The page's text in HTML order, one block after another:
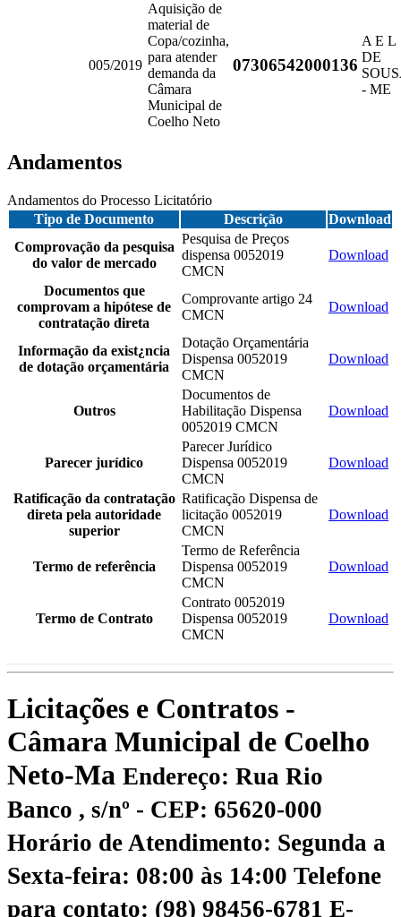
005/2019
Aquisição de
material de
Copa/cozinha,
para atender
demanda da
Câmara
Municipal de
Coelho Neto
07306542000136
A E L
DE
- ME
Andamentos
Andamentos do Processo Licitatório
Tipo de Documento
Descrição
Download
Comprovação da pesquisa
do valor de mercado
Pesquisa de Preços
dispensa 0052019
CMCN
Download
Documentos que
comprovam a hipótese de
contratação direta
Comprovante artigo 24
CMCN
Download
Informação da exist¿ncia
de dotação orçamentária
Dotação Orçamentária
Dispensa 0052019
CMCN
Download
Outros
Documentos de
Habilitação Dispensa
0052019 CMCN
Download
Parecer jurídico
Parecer Jurídico
Dispensa 0052019
CMCN
Download
Ratificação da contratação
direta pela autoridade
superior
Ratificação Dispensa de
licitação 0052019
CMCN
Download
Termo de referência
Termo de Referência
Dispensa 0052019
CMCN
Download
Termo de Contrato
Contrato 0052019
Dispensa 0052019
CMCN
Download
Licitações e Contratos -
Câmara Municipal de Coelho
Neto-Ma Endereço: Rua Rio
Banco , s/nº - CEP: 65620-000
Horário de Atendimento: Segunda a
Sexta-feira: 08:00 às 14:00 Telefone
para contato: (98) 98456-6781 E-